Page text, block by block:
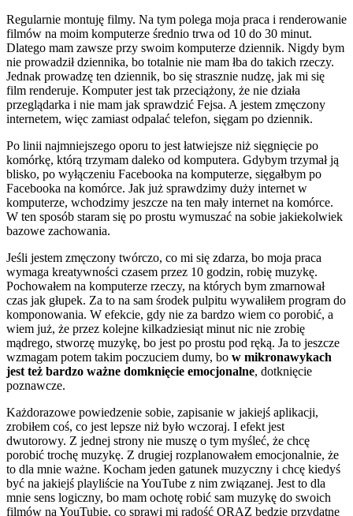
Regularnie montuję filmy. Na tym polega moja praca i renderowanie
filmów na moim komputerze średnio trwa od 10 do 30 minut.
Dlatego mam zawsze przy swoim komputerze dziennik. Nigdy bym
nie prowadził dziennika, bo totalnie nie mam łba do takich rzeczy.
Jednak prowadzę ten dziennik, bo się strasznie nudzę, jak mi się
film renderuje. Komputer jest tak przeciążony, że nie działa
przeglądarka i nie mam jak sprawdzić Fejsa. A jestem zmęczony
internetem, więc zamiast odpalać telefon, sięgam po dziennik.
Po linii najmniejszego oporu to jest łatwiejsze niż sięgnięcie po
komórkę, którą trzymam daleko od komputera. Gdybym trzymał ją
blisko, po wyłączeniu Facebooka na komputerze, sięgałbym po
Facebooka na komórce. Jak już sprawdzimy duży internet w
komputerze, wchodzimy jeszcze na ten mały internet na komórce.
W ten sposób staram się po prostu wymuszać na sobie jakiekolwiek
bazowe zachowania.
Jeśli jestem zmęczony twórczo, co mi się zdarza, bo moja praca
wymaga kreatywności czasem przez 10 godzin, robię muzykę.
Pochowałem na komputerze rzeczy, na których bym zmarnował
czas jak głupek. Za to na sam środek pulpitu wywaliłem program do
komponowania. W efekcie, gdy nie za bardzo wiem co porobić, a
wiem już, że przez kolejne kilkadziesiąt minut nic nie zrobię
mądrego, stworzę muzykę, bo jest po prostu pod ręką. Ja to jeszcze
wzmagam potem takim poczuciem dumy, bo w mikronawykach
jest też bardzo ważne domknięcie emocjonalne, dotknięcie
poznawcze.
Każdorazowe powiedzenie sobie, zapisanie w jakiejś aplikacji,
zrobiłem coś, co jest lepsze niż było wczoraj. I efekt jest
dwutorowy. Z jednej strony nie muszę o tym myśleć, że chcę
porobić trochę muzykę. Z drugiej rozplanowałem emocjonalnie, że
to dla mnie ważne. Kocham jeden gatunek muzyczny i chcę kiedyś
być na jakiejś playliście na YouTube z nim związanej. Jest to dla
mnie sens logiczny, bo mam ochotę robić sam muzykę do swoich
filmów na YouTubie, co sprawi mi radość ORAZ będzie przydatne